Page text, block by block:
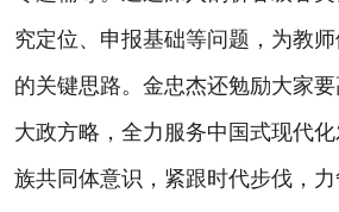
究定位、申报基础等问题，为教
的关键思路。金忠杰还勉励大家
大政方略，全力服务中国式现代
族共同体意识，紧跟时代步伐，